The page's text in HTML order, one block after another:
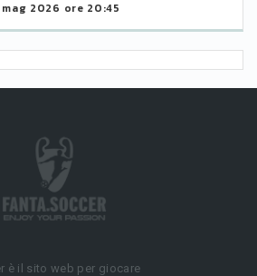
mag 2026 ore 20:45
è il sito web per giocare